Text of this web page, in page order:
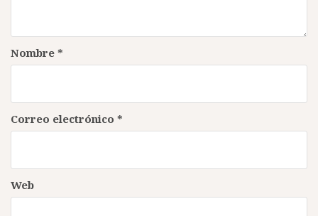
Nombre *
Correo electrónico *
Web